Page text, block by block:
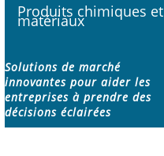
Produits chimiques et
matériaux
Solutions de marché
innovantes pour aider les
entreprises à prendre des
décisions éclairées